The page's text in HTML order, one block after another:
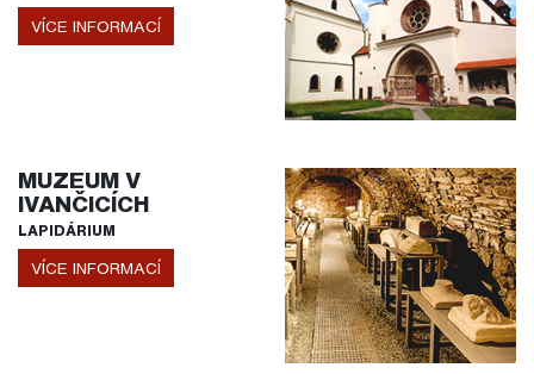
VÍCE INFORMACÍ
MUZEUM V
IVANČICÍCH
LAPIDÁRIUM
VÍCE INFORMACÍ